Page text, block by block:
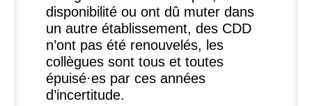
disponibilité ou ont dû muter dans
un autre établissement, des CDD
n’ont pas été renouvelés, les
collègues sont tous et toutes
épuisé·es par ces années
d’incertitude.